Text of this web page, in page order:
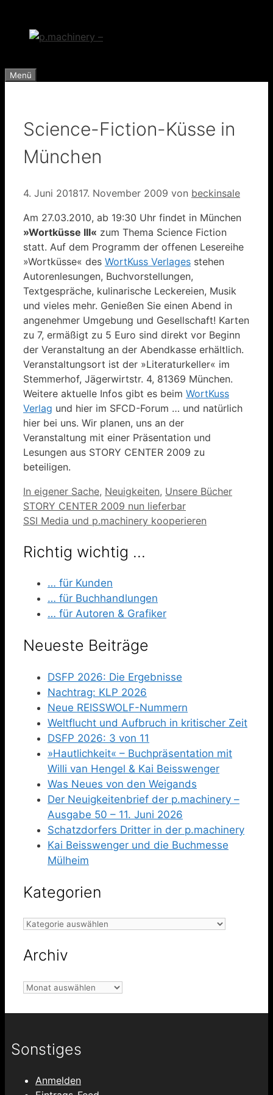
springen
Menü
Science-Fiction-Küsse in
München
4. Juni 201817. November 2009 von beckinsale
Am 27.03.2010, ab 19:30 Uhr findet in München
»Wortküsse III« zum Thema Science Fiction
statt. Auf dem Programm der offenen Lesereihe
»Wortküsse« des WortKuss Verlages stehen
Autorenlesungen, Buchvorstellungen,
Textgespräche, kulinarische Leckereien, Musik
und vieles mehr. Genießen Sie einen Abend in
angenehmer Umgebung und Gesellschaft! Karten
zu 7, ermäßigt zu 5 Euro sind direkt vor Beginn
der Veranstaltung an der Abendkasse erhältlich.
Veranstaltungsort ist der »Literaturkeller« im
Stemmerhof, Jägerwirtstr. 4, 81369 München.
Weitere aktuelle Infos gibt es beim WortKuss
Verlag und hier im SFCD-Forum … und natürlich
hier bei uns. Wir planen, uns an der
Veranstaltung mit einer Präsentation und
Lesungen aus STORY CENTER 2009 zu
beteiligen.
Kategorien
In eigener Sache, Neuigkeiten, Unsere Bücher
STORY CENTER 2009 nun lieferbar
SSI Media und p.machinery kooperieren
Richtig wichtig …
… für Kunden
… für Buchhandlungen
… für Autoren & Grafiker
Neueste Beiträge
DSFP 2026: Die Ergebnisse
Nachtrag: KLP 2026
Neue REISSWOLF-Nummern
Weltflucht und Aufbruch in kritischer Zeit
DSFP 2026: 3 von 11
»Hautlichkeit« – Buchpräsentation mit
Willi van Hengel & Kai Beisswenger
Was Neues von den Weigands
Der Neuigkeitenbrief der p.machinery –
Ausgabe 50 – 11. Juni 2026
Schatzdorfers Dritter in der p.machinery
Kai Beisswenger und die Buchmesse
Mülheim
Kategorien
Kategorien
Archiv
Archiv
Sonstiges
Anmelden